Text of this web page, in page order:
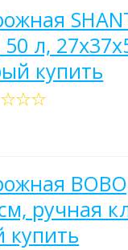
50 л,
купить
ручная